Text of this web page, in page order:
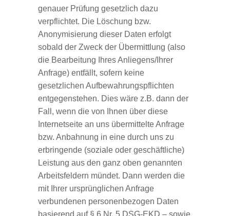
genauer Prüfung gesetzlich dazu
verpflichtet. Die Löschung bzw.
Anonymisierung dieser Daten erfolgt
sobald der Zweck der Übermittlung (also
die Bearbeitung Ihres Anliegens/Ihrer
Anfrage) entfällt, sofern keine
gesetzlichen Aufbewahrungspflichten
entgegenstehen. Dies wäre z.B. dann der
Fall, wenn die von Ihnen über diese
Internetseite an uns übermittelte Anfrage
bzw. Anbahnung in eine durch uns zu
erbringende (soziale oder geschäftliche)
Leistung aus den ganz oben genannten
Arbeitsfeldern mündet. Dann werden die
mit Ihrer ursprünglichen Anfrage
verbundenen personenbezogen Daten
basierend auf § 6 Nr. 5 DSG-EKD – sowie